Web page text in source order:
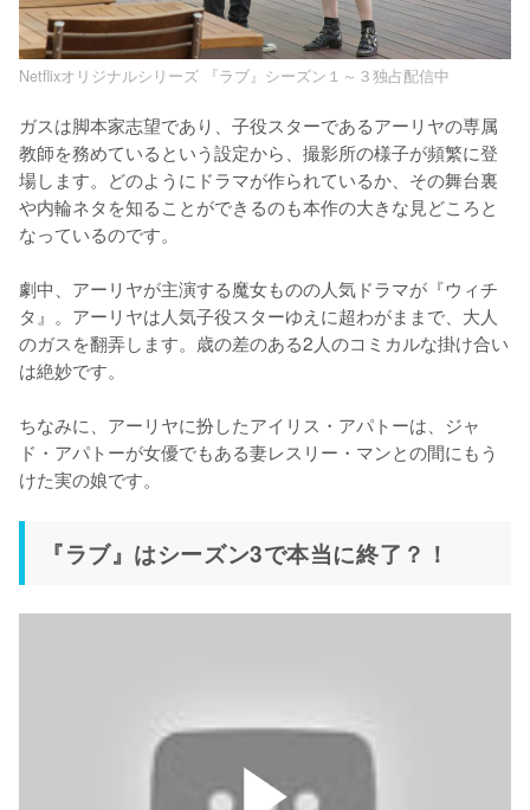
Netflixオリジナルシリーズ 『ラブ』シーズン１～３独占配信中
ガスは脚本家志望であり、子役スターであるアーリヤの専属
教師を務めているという設定から、撮影所の様子が頻繁に登
場します。どのようにドラマが作られているか、その舞台裏
や内輪ネタを知ることができるのも本作の大きな見どころと
なっているのです。
劇中、アーリヤが主演する魔女ものの人気ドラマが『ウィチ
タ』。アーリヤは人気子役スターゆえに超わがままで、大人
のガスを翻弄します。歳の差のある2人のコミカルな掛け合い
は絶妙です。
ちなみに、アーリヤに扮したアイリス・アパトーは、ジャ
ド・アパトーが女優でもある妻レスリー・マンとの間にもう
『ラブ』はシーズン3で本当に終了？！